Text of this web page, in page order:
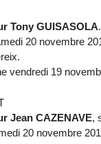
Tony GUISASOLA
20 novembre
vendredi 19
Jean CAZENAVE,
20 novembre